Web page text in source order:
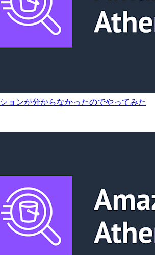
ョンが分からなかったのでやってみた